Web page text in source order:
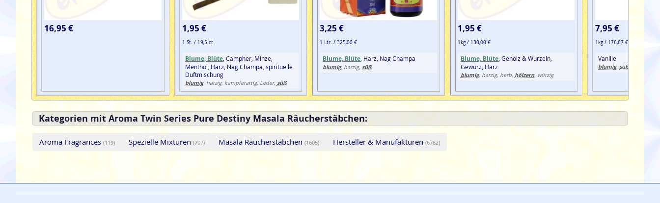
16,95 € 1,95 €
1 St. / 19,5 ct
Blume, Blüte, Campher, Minze,
Menthol, Harz, Nag Champa, spirituelle
Duftmischung
blumig, harzig, kampferartig, Leder, süß
3,25 €
1 Ltr. / 325,00 €
Blume, Blüte , Harz, Nag Champa
blumig, harzig,süß
1,95 €
1kg / 130,00 €
Blume, Blüte, Gehölz & Wurzeln,
Gewürz, Harz
blumig, harzig, herb, hölzern, würzig
7,95 €
1kg / 176,67 €
Vanille
blumig,süß
Kategorien mit Aroma Twin Series Pure Destiny Masala Räucherstäbchen:
Aroma Fragrances (119) Spezielle Mixturen (707) Masala Räucherstäbchen (1605) Hersteller & Manufakturen (6782)